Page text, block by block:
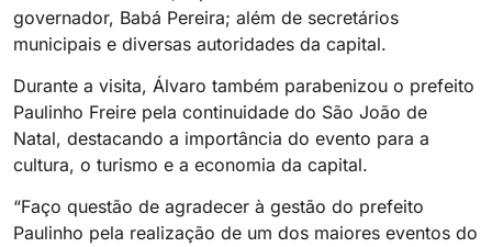
governador, Babá Pereira; além de secretários
municipais e diversas autoridades da capital.
Durante a visita, Álvaro também parabenizou o prefeito
Paulinho Freire pela continuidade do São João de
Natal, destacando a importância do evento para a
cultura, o turismo e a economia da capital.
“Faço questão de agradecer à gestão do prefeito
Paulinho pela realização de um dos maiores eventos do